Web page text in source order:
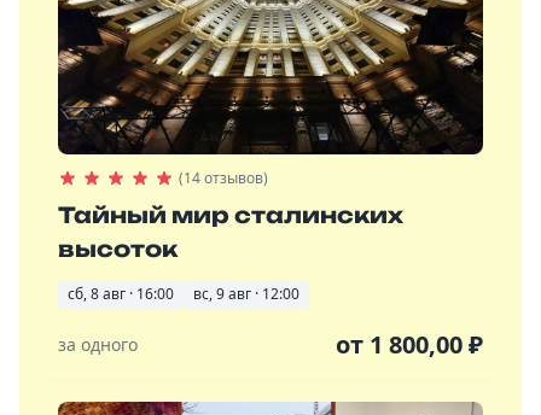
(14 отзывов)
Тайный мир сталинских
высоток
сб, 8 авг · 16:00 вс, 9 авг · 12:00
за одного от 1 800,00₽